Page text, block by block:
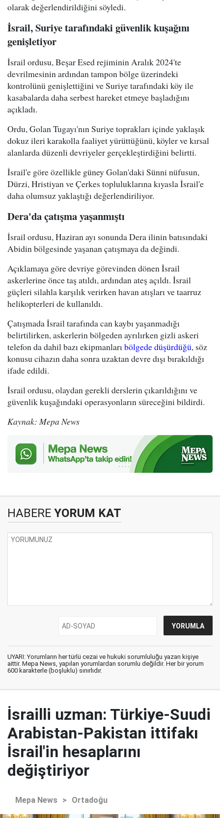
olarak değerlendirildiğini söyledi.
İsrail, Suriye tarafındaki güvenlik kuşağını
genişletiyor
İsrail ordusu, Beşar Esed rejiminin Aralık 2024'te
devrilmesinin ardından tampon bölge üzerindeki
kontrolünü genişlettiğini ve Suriye tarafındaki köy ile
kasabalarda daha serbest hareket etmeye başladığını
açıkladı.
Ordu, Golan Tugayı'nın Suriye toprakları içinde yaklaşık
dokuz ileri karakolla faaliyet yürüttüğünü, köyler ve kırsal
alanlarda düzenli devriyeler gerçekleştirdiğini belirtti.
İsrail'e göre özellikle güney Golan'daki Sünni nüfusun,
Dürzi, Hristiyan ve Çerkes topluluklarına kıyasla İsrail'e
daha olumsuz yaklaştığı değerlendiriliyor.
Dera'da çatışma yaşanmıştı
İsrail ordusu, Haziran ayı sonunda Dera ilinin batısındaki
Abidin bölgesinde yaşanan çatışmaya da değindi.
Açıklamaya göre devriye görevinden dönen İsrail
askerlerine önce taş atıldı, ardından ateş açıldı. İsrail
güçleri silahla karşılık verirken havan atışları ve taarruz
helikopterleri de kullanıldı.
Çatışmada İsrail tarafında can kaybı yaşanmadığı
belirtilirken, askerlerin bölgeden ayrılırken gizli askeri
telefon da dahil bazı ekipmanlarıbölgede düşürdüğü, söz
konusu cihazın daha sonra uzaktan devre dışı bırakıldığı
ifade edildi.
İsrail ordusu, olaydan gerekli derslerin çıkarıldığını ve
güvenlik kuşağındaki operasyonların süreceğini bildirdi.
Kaynak: Mepa News
HABERE YORUM KAT
UYARI: Yorumların her türlü cezai ve hukuki sorumluluğu yazan kişiye
aittir. Mepa News, yapılan yorumlardan sorumlu değildir. Her bir yorum
600 karakterle (boşluklu) sınırlıdır.
İsrailli uzman: Türkiye-Suudi
Arabistan-Pakistan ittifakı
İsrail'in hesaplarını
değiştiriyor
Mepa News > Ortadoğu